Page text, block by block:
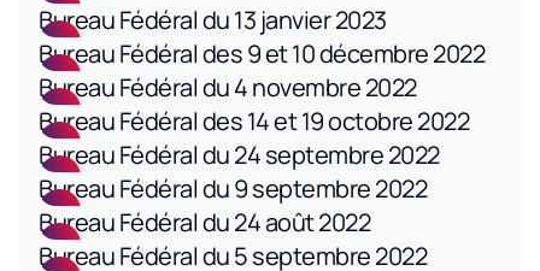
Bureau Fédéral du 13 janvier 2023
Bureau Fédéral des 9 et 10 décembre 2022
Bureau Fédéral du 4 novembre 2022
Bureau Fédéral des 14 et 19 octobre 2022
Bureau Fédéral du 24 septembre 2022
Bureau Fédéral du 9 septembre 2022
Bureau Fédéral du 24 août 2022
Bureau Fédéral du 5 septembre 2022